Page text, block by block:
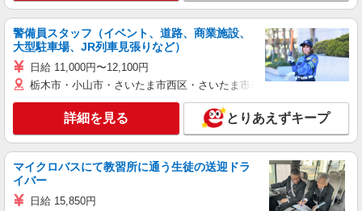
警備員スタッフ（イベント、道路、商業施設、
大型駐車場、JR列車見張りなど）
日給 11,000円〜12,100円
栃木市・小山市・さいたま市西区・さいたま市岩槻区・久喜市・蓮田
詳細を見る とりあえずキープ
マイクロバスにて教習所に通う生徒の送迎ドラ
イバー
日給 15,850円